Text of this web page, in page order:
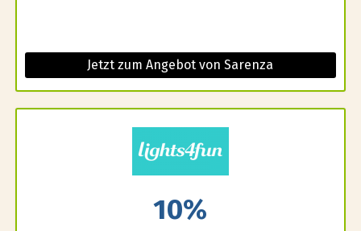
Jetzt zum Angebot von Sarenza
10%